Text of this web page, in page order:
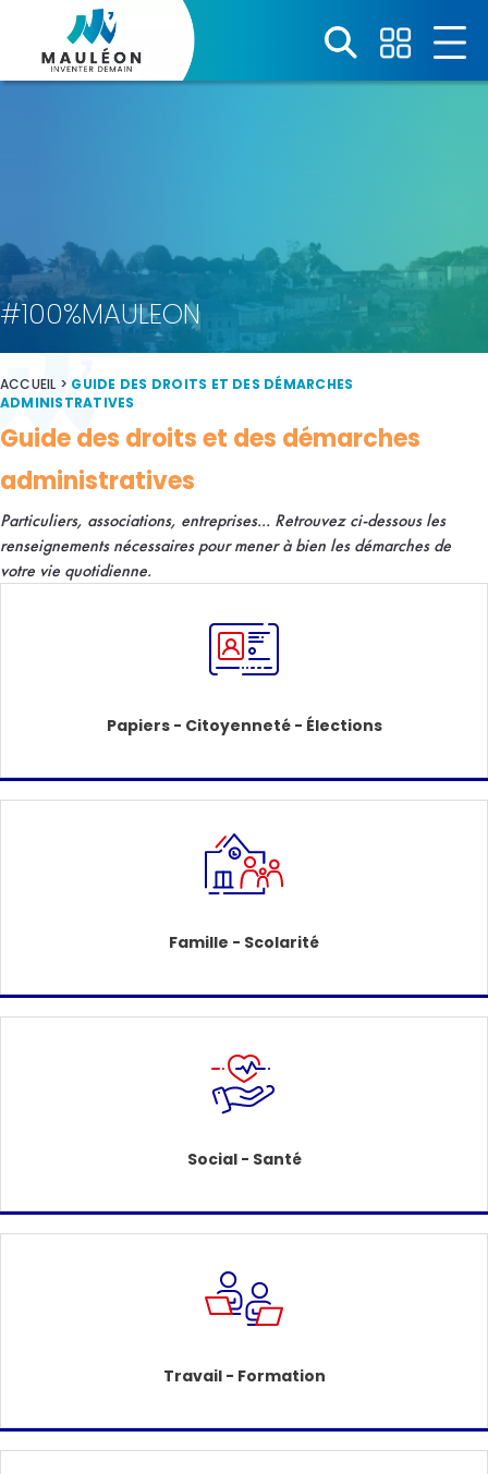
#100%MAULEON
ACCUEIL > GUIDE DES DROITS ET DES DÉMARCHES
ADMINISTRATIVES
Guide des droits et des démarches
administratives
Particuliers, associations, entreprises... Retrouvez ci-dessous les
renseignements nécessaires pour mener à bien les démarches de
votre vie quotidienne.
Papiers - Citoyenneté - Élections
Famille - Scolarité
Social - Santé
Travail - Formation
Panneau de gestion des cookies